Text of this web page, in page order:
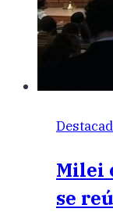
Milei
se